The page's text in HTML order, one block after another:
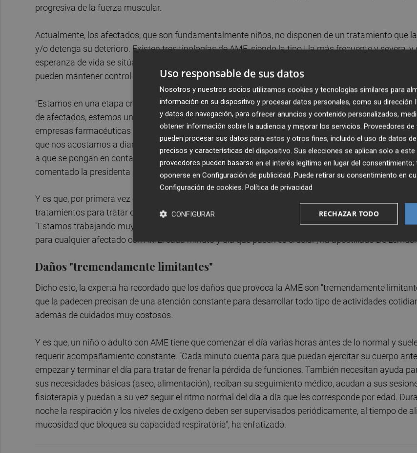
progresiva de la fuerza muscular.
Actualmente, los afectados, que son fundamentalmente niños, no disponen de un tratamiento que
y/o detenga su deterioro. Existen tres tipologías de AME, siendo la tipo I la más frecuente y severa, y
esperanza de vida se sitúa en torno a los dos años de edad. Son bebés que no llegan a gatear y que
pueden mantener control sobre sus extremidades.
"Estamos en una etapa crucial para detener esta enfermedad y es imprescindible que afectados y
de afectados, estemos unidos e informados. Las noticias que recibimos por parte de investigadores
empresas farmacéuticas apuntan a que estamos muy cerca de lograr que se haga realidad el sueño
que nos acostamos a diario desde que recibimos el duro golpe del diagnóstico. Invito a todos los
a que se pongan en contacto con nosotros para poder informarles de primera mano de los avances",
comentado la presidenta de FundAME, Mencía de Lemus.
Y es que, por primera vez en la historia de la enfermedad se están probando ya en personas nuevos
tratamientos para tratar de detener la AME. Dos de estas pruebas se están desarrollando en España.
"Estamos trabajando muy duro con todo tipo de instituciones para que en el futuro lleguen más,
para cualquier afectado con AME: cada minuto y día que pasen es crucial", ha apostillado De Lemus.
Daños "tremendamente limitantes"
Dicho esto, la experta ha recordado que los daños que provoca la AME son "tremendamente
que la padecen precisan de una atención constante para desarrollar todo tipo de actividades
además de cuidados muy costosos.
Y es que, un niño o adulto con AME tiene que comenzar el día varias horas antes de lo normal y
requerir acompañamiento constante. "Cada minuto cuenta para que puedan ejercitar su cuerpo
empezar y terminar el día para tratar de frenar la pérdida de funciones. También necesitan ayuda
sus necesidades básicas (aseo, alimentación), reciban su seguimiento médico, acudan a sus
fisioterapia y puedan a su vez seguir el ritmo normal del día a día que les corresponde por edad.
noche la respiración y los niveles de oxígeno deben ser supervisados periódicamente, al tiempo de
mucosidad que bloquea su capacidad respiratoria", ha enfatizado.
Uso responsable de sus datos
Nosotros y nuestros socios utilizamos cookies y tecnologías similares para
información en su dispositivo y procesar datos personales, como su dirección
y datos de navegación, para ofrecer anuncios y contenido personalizados,
obtener información sobre la audiencia y mejorar los servicios. Proveedores
pueden procesar sus datos para estos y otros fines, incluido el uso de datos
precisos y características del dispositivo. Sus elecciones se aplican solo a
proveedores pueden basarse en el interés legítimo en lugar del consentimiento;
oponerse en Configuración de publicidad. Puede retirar su consentimiento en
Configuración de cookies. Política de privacidad
RECHAZAR TODO
CONFIGURAR